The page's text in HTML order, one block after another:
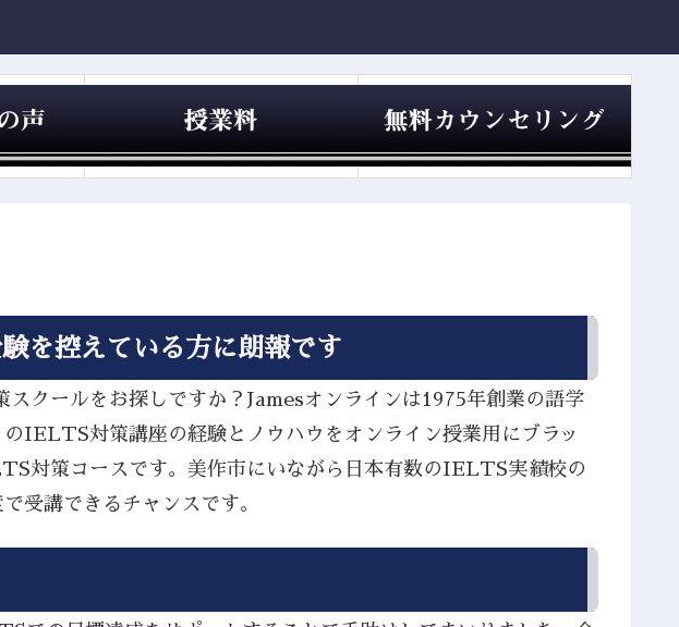
を控えている方に朗報です
クールをお探しですか？Jamesオンラインは1975年創業の語学
IELTS対策講座の経験とノウハウをオンライン授業用にブラッ
対策コースです。美作市にいながら日本有数のIELTS実績校の
受講できるチャンスです。